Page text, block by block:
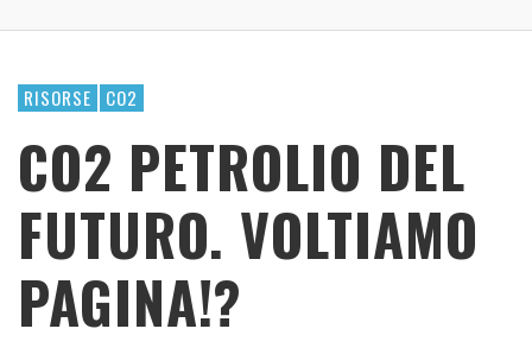
RISORSE CO2
CO2 PETROLIO DEL
FUTURO. VOLTIAMO
PAGINA!?